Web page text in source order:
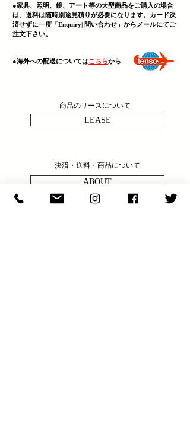
●家具、照明、鏡、 アート等の大型商品をご購入の場合
は、送料は随時別途見積りが必要になります。カード決
済せずに一度「Enquiry| 問い合わせ」からメールにてご
注文下さい。
​●海外への配送についてはこちらから
商品のリースについて
LEASE
決済・送料・商品について
ABOUT